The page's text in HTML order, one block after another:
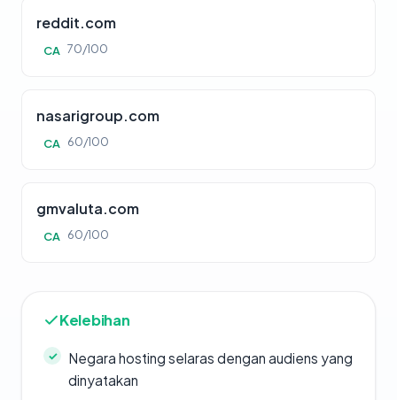
reddit.com
CA 70/100
nasarigroup.com
CA 60/100
gmvaluta.com
CA 60/100
Kelebihan
Negara hosting selaras dengan audiens yang
dinyatakan